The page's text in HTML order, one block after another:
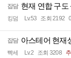
잡담 현재 연합 구도
킹덤 Lv.53 조회 2192
잡담 아스테어 현재
빡세 Lv.2 조회 3208